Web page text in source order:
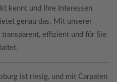
kennt und Ihre Interessen
genau das. Mit unserer
effizient und für Sie
ist riesig, und mit Carpaten